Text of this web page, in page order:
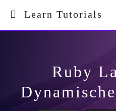
Learn Tutorials
Ruby